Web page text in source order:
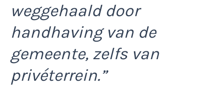
weggehaald door
handhaving van de
gemeente, zelfs van
privéterrein.”